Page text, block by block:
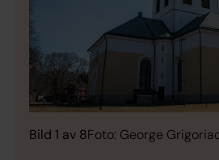
Bild 1 av 8Foto: George